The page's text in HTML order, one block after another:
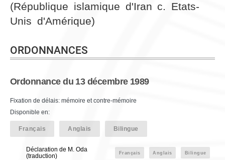
(République islamique d'Iran c. Etats-
Unis d'Amérique)
ORDONNANCES
Ordonnance du 13 décembre 1989
Fixation de délais: mémoire et contre-mémoire
Disponible en:
Français Anglais Bilingue
Déclaration de M. Oda
(traduction)
Français Anglais Bilingue